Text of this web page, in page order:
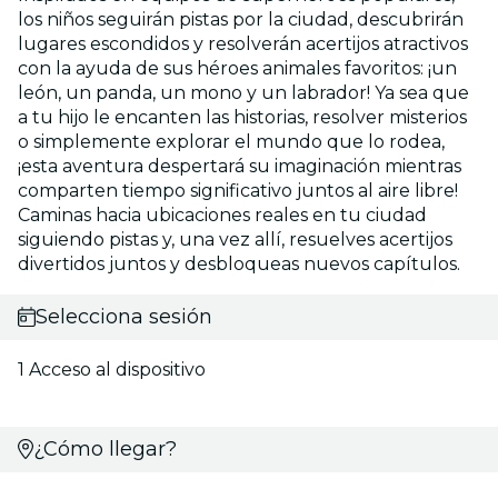
los niños seguirán pistas por la ciudad, descubrirán
lugares escondidos y resolverán acertijos atractivos
con la ayuda de sus héroes animales favoritos: ¡un
león, un panda, un mono y un labrador! Ya sea que
a tu hijo le encanten las historias, resolver misterios
o simplemente explorar el mundo que lo rodea,
¡esta aventura despertará su imaginación mientras
comparten tiempo significativo juntos al aire libre!
Caminas hacia ubicaciones reales en tu ciudad
siguiendo pistas y, una vez allí, resuelves acertijos
divertidos juntos y desbloqueas nuevos capítulos.
Selecciona sesión
1 Acceso al dispositivo
¿Cómo llegar?